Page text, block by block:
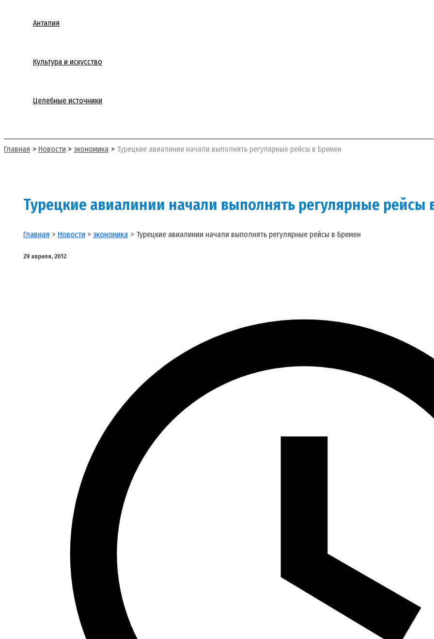
Анталия
Культура и искусство
Целебные источники
Главная Новости экономика Турецкие авиалинии начали выполнять регулярные рейсы в Бремен
Турецкие авиалинии начали выполнять регулярные рейсы
Главная Новости экономика Турецкие авиалинии начали выполнять регулярные рейсы в Бремен
29 апреля, 2012